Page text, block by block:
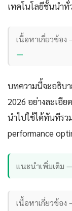
เทคโนโลยีชั้นนำ
เนื้อหาเกี่ยวข้อง
—
บทความนี้จะอธิบา
2026 อย่างละเอี
นำไปใช้ได้ทันทีรว
performance
แนะนำเพิ่มเติม
เนื้อหาเกี่ยวข้อง